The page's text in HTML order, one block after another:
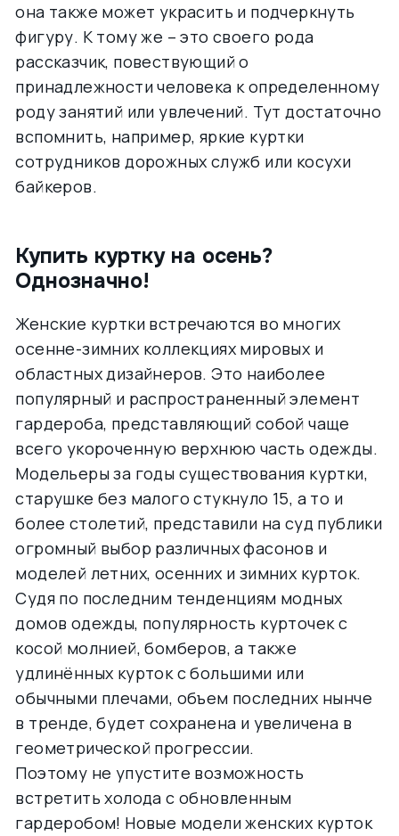
она также может украсить и подчеркнуть
фигуру. К тому же – это своего рода
рассказчик, повествующий о
принадлежности человека к определенному
роду занятий или увлечений. Тут достаточно
вспомнить, например, яркие куртки
сотрудников дорожных служб или косухи
байкеров.
Купить куртку на осень?
Однозначно!
Женские куртки встречаются во многих
осенне-зимних коллекциях мировых и
областных дизайнеров. Это наиболее
популярный и распространенный элемент
гардероба, представляющий собой чаще
всего укороченную верхнюю часть одежды.
Модельеры за годы существования куртки,
старушке без малого стукнуло 15, а то и
более столетий, представили на суд публики
огромный выбор различных фасонов и
моделей летних, осенних и зимних курток.
Судя по последним тенденциям модных
домов одежды, популярность курточек с
косой молнией, бомберов, а также
удлинённых курток с большими или
обычными плечами, объем последних нынче
в тренде, будет сохранена и увеличена в
геометрической прогрессии.
Поэтому не упустите возможность
встретить холода с обновленным
гардеробом! Новые модели женских курток